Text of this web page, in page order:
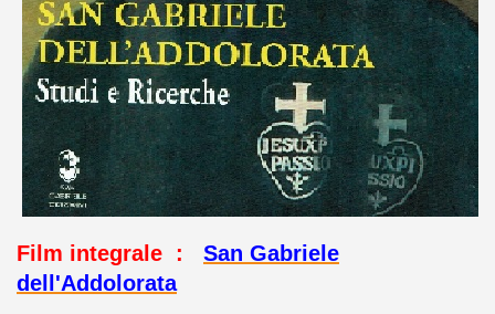
Film integrale :
San Gabriele
dell'Addolorata